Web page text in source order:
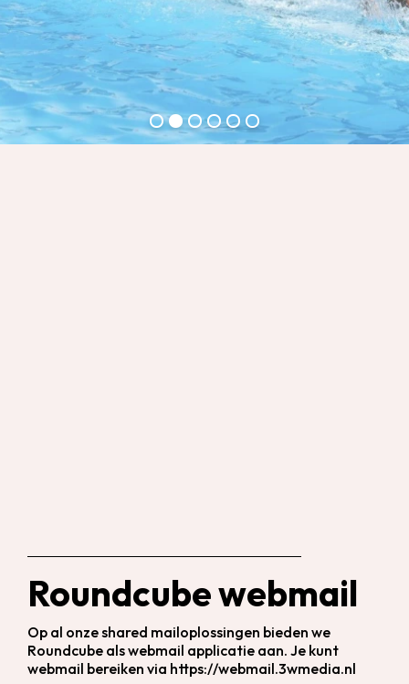
Roundcube webmail
Op al onze shared mailoplossingen bieden we
Roundcube als webmail applicatie aan. Je kunt
webmail bereiken via https://webmail.3wmedia.nl